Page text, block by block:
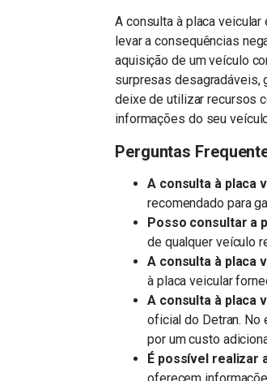
A consulta à placa
levar a consequências
aquisição de um veículo
surpresas desagradáveis,
deixe de utilizar recursos
informações do seu
Perguntas
A consulta à placa
recomendado para
Posso consultar a
de qualquer veículo
A consulta à placa
à placa veicular
A consulta à placa
oficial do Detran.
por um custo
É possível realizar